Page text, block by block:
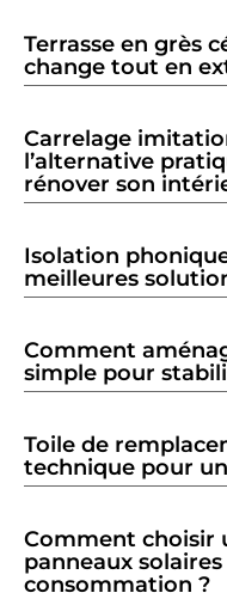
Terrasse en grès
change tout en
Carrelage
l’alternative
rénover son
Isolation
meilleures
Comment
simple pour
Toile de
technique pour
Comment choisir
panneaux
consommation ?